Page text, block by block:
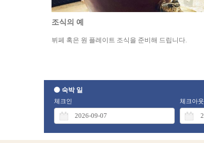
조식의 예
뷔페 혹은 원 플레이트 조식을 준비해 드립니다.
숙박 일
체크인 체크아웃